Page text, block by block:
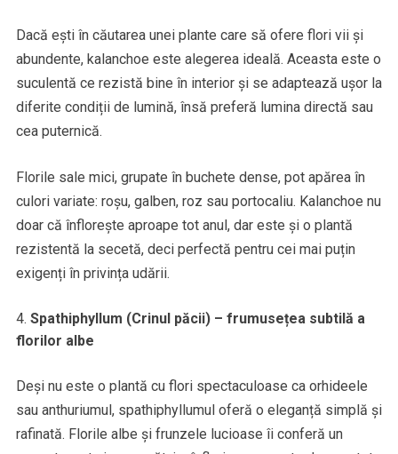
Dacă ești în căutarea unei plante care să ofere flori vii și
abundente, kalanchoe este alegerea ideală. Aceasta este o
suculentă ce rezistă bine în interior și se adaptează ușor la
diferite condiții de lumină, însă preferă lumina directă sau
cea puternică.
Florile sale mici, grupate în buchete dense, pot apărea în
culori variate: roșu, galben, roz sau portocaliu. Kalanchoe nu
doar că înflorește aproape tot anul, dar este și o plantă
rezistentă la secetă, deci perfectă pentru cei mai puțin
exigenți în privința udării.
Spathiphyllum (Crinul păcii) – frumusețea subtilă a
florilor albe
Deși nu este o plantă cu flori spectaculoase ca orhideele
sau anthuriumul, spathiphyllumul oferă o eleganță simplă și
rafinată. Florile albe și frunzele lucioase îi conferă un